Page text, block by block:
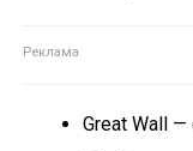
Great Wall —